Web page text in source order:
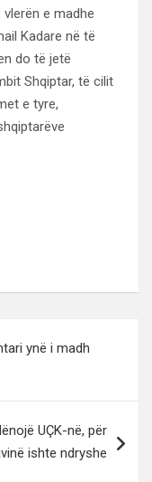
e madhe
Kadare në të
do të jetë
Shqiptar, të cilit
e tyre,
ynë i madh
UÇK-në, për
ishte ndryshe